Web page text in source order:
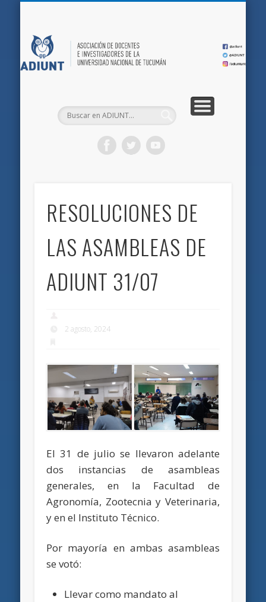
RESOLUCIONES DE
LAS ASAMBLEAS DE
ADIUNT 31/07
2 agosto, 2024
El 31 de julio se llevaron adelante
dos instancias de asambleas
generales, en la Facultad de
Agronomía, Zootecnia y Veterinaria,
y en el Instituto Técnico.
Por mayoría en ambas asambleas
se votó:
Llevar como mandato al